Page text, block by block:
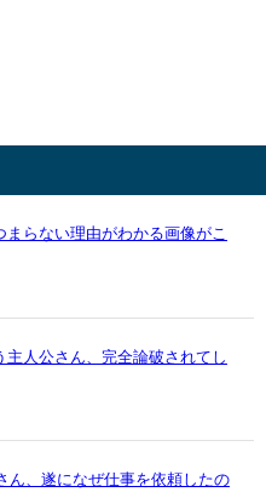
まらない理由がわかる画像がこ
主人公さん、完全論破されてし
ん、遂になぜ仕事を依頼したの